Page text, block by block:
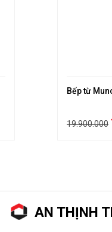
Bếp từ
19.900.000
AN THỊNH